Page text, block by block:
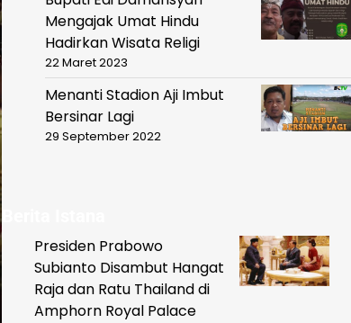
Mengajak Umat Hindu
Hadirkan Wisata Religi
22 Maret 2023
Menanti Stadion Aji Imbut
Bersinar Lagi
29 September 2022
Berita Istana
Presiden Prabowo
Subianto Disambut Hangat
Raja dan Ratu Thailand di
Amphorn Royal Palace